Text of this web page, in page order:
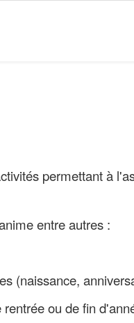
permettant à
entre autres :
(naissance,
ou de fin